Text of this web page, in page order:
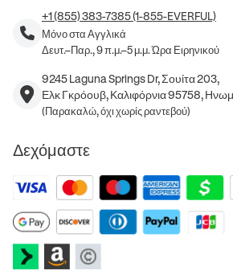
+1 (855) 383-7385 (1-855-EVERFUL)
Μόνο στα Αγγλικά
Δευτ.–Παρ., 9 π.μ.–5 μ.μ. Ώρα Ειρηνικού
9245 Laguna Springs Dr, Σουίτα 203,
Ελκ Γκρόουβ, Καλιφόρνια 95758,
(Παρακαλώ, όχι χωρίς ραντεβού)
Δεχόμαστε